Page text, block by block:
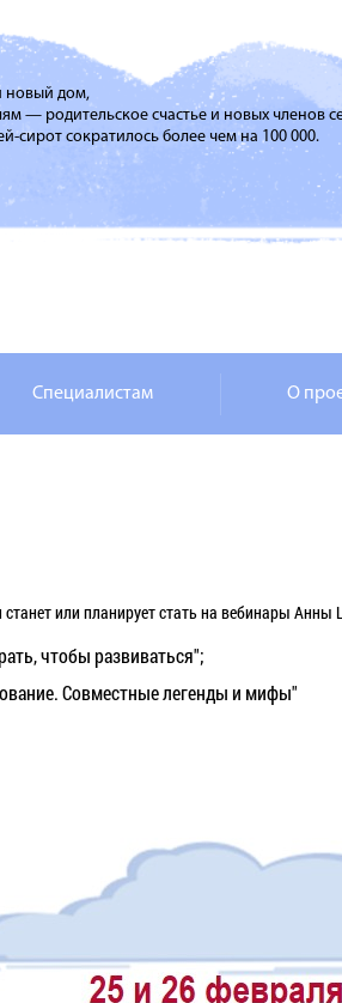
новый дом,
— родительское счастье и новых членов
сирот сократилось более чем на 100 000.
Специалистам О
или планирует стать на вебинары Анны
чтобы развиваться";
Совместные легенды и мифы"